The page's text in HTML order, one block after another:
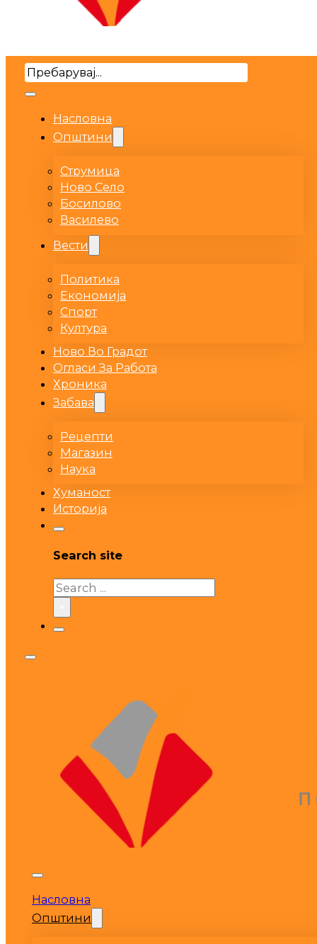
Search
Насловна
Општини
Струмица
Ново Село
Босилово
Василево
Вести
Политика
Економија
Спорт
Култура
Ново Во Градот
Огласи За Работа
Хроника
Забава
Рецепти
Магазин
Наука
Хуманост
Историја
Search site
Search
Насловна
Општини